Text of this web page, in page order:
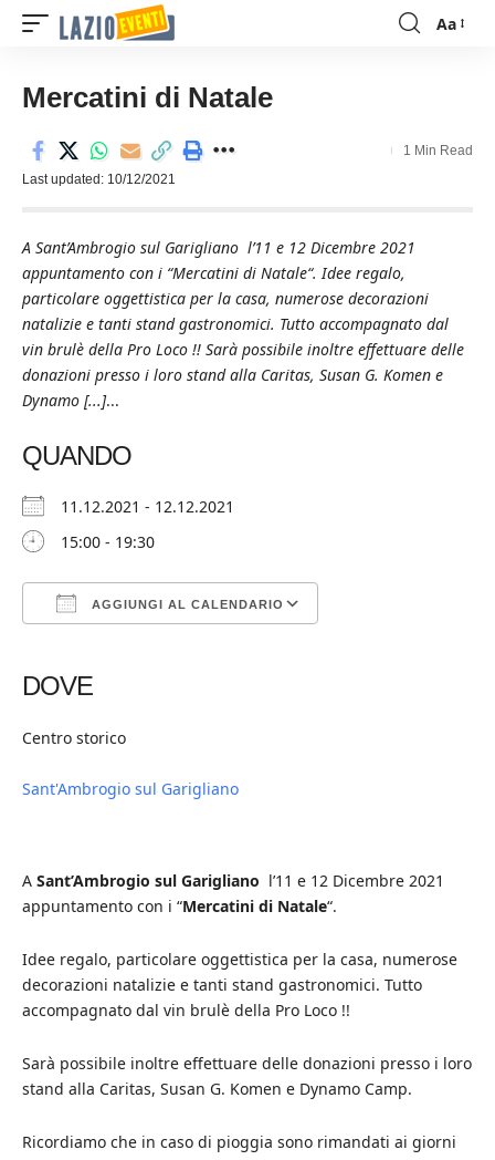
Font
Aa
Mercatini di Natale
Last updated: 10/12/2021
1 Min Read
A Sant’Ambrogio sul Garigliano l’11 e 12 Dicembre 2021
appuntamento con i “Mercatini di Natale“. Idee regalo,
particolare oggettistica per la casa, numerose decorazioni
natalizie e tanti stand gastronomici. Tutto accompagnato dal
vin brulè della Pro Loco !! Sarà possibile inoltre effettuare delle
donazioni presso i loro stand alla Caritas, Susan G. Komen e
Dynamo [...]...
QUANDO
11.12.2021 - 12.12.2021
15:00 - 19:30
AGGIUNGI AL CALENDARIO
DOVE
Centro storico
Sant'Ambrogio sul Garigliano
A Sant’Ambrogio sul Garigliano l’11 e 12 Dicembre 2021
appuntamento con i “Mercatini di Natale“.
Idee regalo, particolare oggettistica per la casa, numerose
decorazioni natalizie e tanti stand gastronomici. Tutto
accompagnato dal vin brulè della Pro Loco !!
Sarà possibile inoltre effettuare delle donazioni presso i loro
stand alla Caritas, Susan G. Komen e Dynamo Camp.
Ricordiamo che in caso di pioggia sono rimandati ai giorni